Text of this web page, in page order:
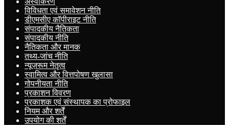
विविधता एवं समावेशन नीति
डीएमसीए कॉपीराइट नीति
संपादकीय नैतिकता
संपादकीय नीति
नैतिकता और मानक
तथ्य-जांच नीति
न्यूज़रूम नेतृत्व
स्वामित्व और वित्तपोषण खुलासा
गोपनीयता नीति
प्रकाशन विवरण
प्रकाशक एवं संस्थापक का प्रोफाइल
नियम और शर्तें
उपयोग की शर्तें